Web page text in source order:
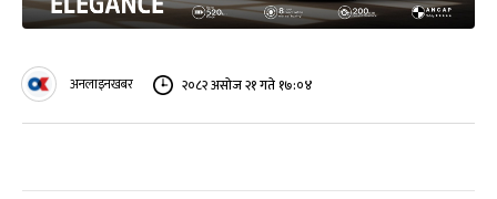
अनलाइनखबर २०८२ असोज २१ गते १७:०४